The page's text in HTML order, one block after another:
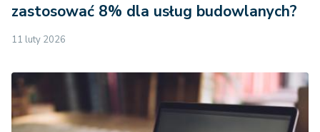
zastosować 8% dla usług budowlanych?
11 luty 2026